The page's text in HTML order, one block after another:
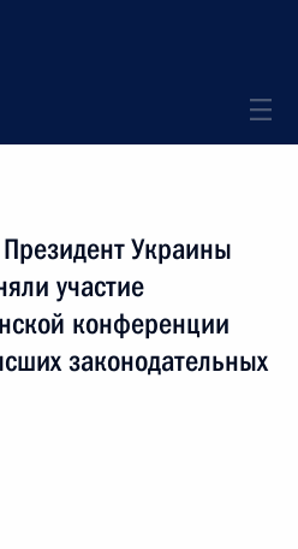
Украины
участие
конференции
законодательных